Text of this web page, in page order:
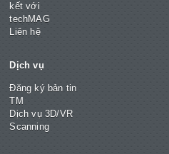
kết với
techMAG
Liên hệ
Dịch vụ
Đăng ký bản tin
TM
Dịch vụ 3D/VR
Scanning